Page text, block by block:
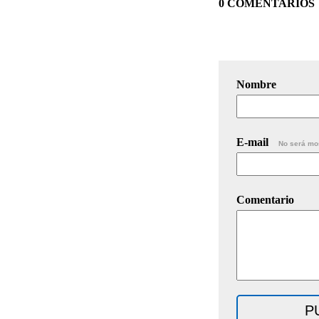
0 COMENTARIOS
Nombre
E-mail No será
Comentario